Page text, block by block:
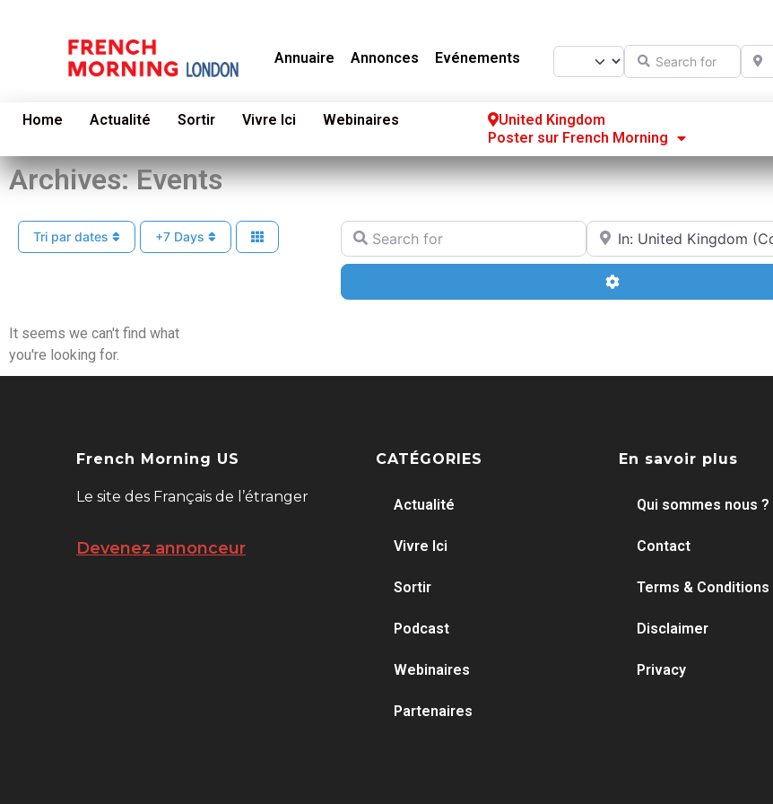
Annuaire Annonces Evénements Select search type
Search for Near
Home Actualité Sortir Vivre Ici Webinaires
United Kingdom
Poster sur French Morning
Archives: Events
Tri par dates +7 Days
Search for Near
Advanced Filters
It seems we can't find what
you're looking for.
French Morning US
Le site des Français de l’étranger
Devenez annonceur
CATÉGORIES
Actualité
Vivre Ici
Sortir
Podcast
Webinaires
Partenaires
En savoir plus
Qui sommes nous ?
Contact
Terms & Conditions
Disclaimer
Privacy